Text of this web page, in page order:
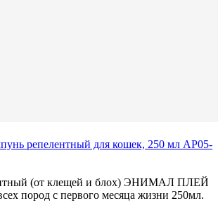
репелентный для кошек, 250 мл АР05-
(от клещей и блох) ЭНИМАЛ ПЛЕЙ
пород с первого месяца жизни 250мл.